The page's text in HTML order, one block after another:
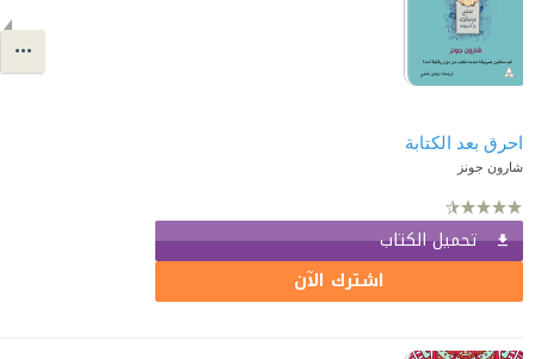
احرق بعد الكتابة
شارون جونز
تحميل الكتاب
اشترك الآن